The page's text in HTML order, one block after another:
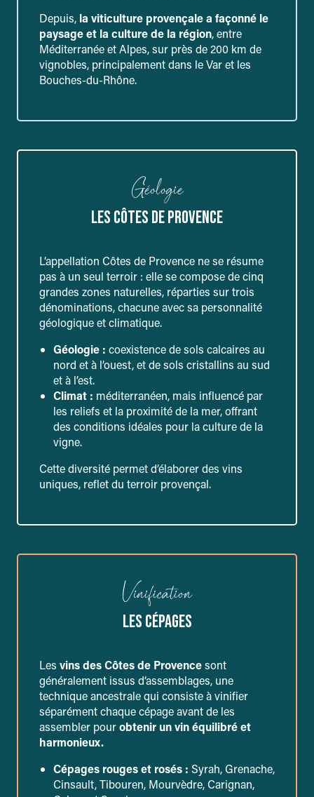
Depuis, la viticulture provençale a façonné le
paysage et la culture de la région, entre
Méditerranée et Alpes, sur près de 200 km de
vignobles, principalement dans le Var et les
Bouches-du-Rhône.
Géologie
LES CÔTES DE PROVENCE
L’appellation Côtes de Provence ne se résume
pas à un seul terroir : elle se compose de cinq
grandes zones naturelles, réparties sur trois
dénominations, chacune avec sa personnalité
géologique et climatique.
Géologie : coexistence de sols calcaires au
nord et à l’ouest, et de sols cristallins au sud
et à l’est.
Climat : méditerranéen, mais influencé par
les reliefs et la proximité de la mer, offrant
des conditions idéales pour la culture de la
vigne.
Cette diversité permet d’élaborer des vins
uniques, reflet du terroir provençal.
Vinification
LES CÉPAGES
Les vins des Côtes de Provencesont
généralement issus d’assemblages, une
technique ancestrale qui consiste à vinifier
séparément chaque cépage avant de les
assembler pourobtenir un vin équilibré et
harmonieux.
Cépages rouges et rosés : Syrah, Grenache,
Cinsault, Tibouren, Mourvèdre, Carignan,